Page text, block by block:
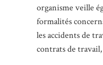
organisme veille
formalités
les accidents de
contrats de